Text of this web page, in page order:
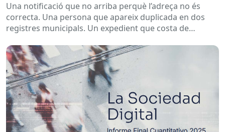
Una notificació que no arriba perquè l’adreça no és
correcta. Una persona que apareix duplicada en dos
registres municipals. Un expedient que costa de